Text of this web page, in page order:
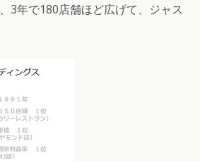
3年で180店舗ほど広げて、ジャス